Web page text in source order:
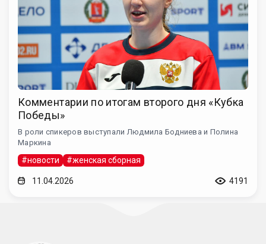
Комментарии по итогам второго дня «Кубка
Победы»
В роли спикеров выступали Людмила Бодниева и Полина
Маркина
#новости #женская сборная
11.04.2026 4191